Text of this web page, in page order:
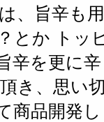
、旨辛も
とか トッ
辛を更に
き、思い
商品開発